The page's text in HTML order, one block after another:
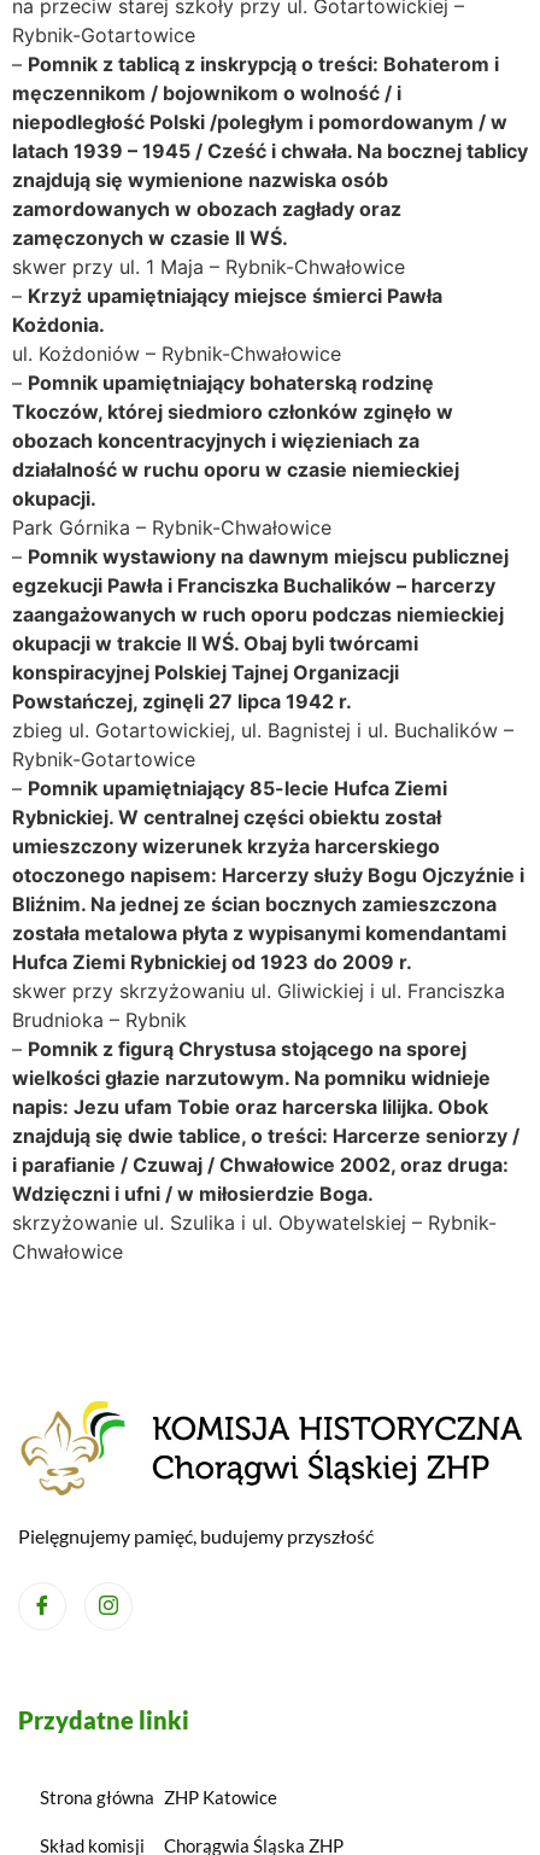
na przeciw starej szkoły przy ul. Gotartowickiej –
Rybnik-Gotartowice
– Pomnik z tablicą z inskrypcją o treści: Bohaterom i
męczennikom / bojownikom o wolność / i
niepodległość Polski /poległym i pomordowanym / w
latach 1939 – 1945 / Cześć i chwała. Na bocznej tablicy
znajdują się wymienione nazwiska osób
zamordowanych w obozach zagłady oraz
zamęczonych w czasie II WŚ.
skwer przy ul. 1 Maja – Rybnik-Chwałowice
– Krzyż upamiętniający miejsce śmierci Pawła
Kożdonia.
ul. Kożdoniów – Rybnik-Chwałowice
– Pomnik upamiętniający bohaterską rodzinę
Tkoczów, której siedmioro członków zginęło w
obozach koncentracyjnych i więzieniach za
działalność w ruchu oporu w czasie niemieckiej
okupacji.
Park Górnika – Rybnik-Chwałowice
– Pomnik wystawiony na dawnym miejscu publicznej
egzekucji Pawła i Franciszka Buchalików – harcerzy
zaangażowanych w ruch oporu podczas niemieckiej
okupacji w trakcie II WŚ. Obaj byli twórcami
konspiracyjnej Polskiej Tajnej Organizacji
Powstańczej, zginęli 27 lipca 1942 r.
zbieg ul. Gotartowickiej, ul. Bagnistej i ul. Buchalików –
Rybnik-Gotartowice
– Pomnik upamiętniający 85-lecie Hufca Ziemi
Rybnickiej. W centralnej części obiektu został
umieszczony wizerunek krzyża harcerskiego
otoczonego napisem: Harcerzy służy Bogu Ojczyźnie i
Bliźnim. Na jednej ze ścian bocznych zamieszczona
została metalowa płyta z wypisanymi komendantami
Hufca Ziemi Rybnickiej od 1923 do 2009 r.
skwer przy skrzyżowaniu ul. Gliwickiej i ul. Franciszka
Brudnioka – Rybnik
– Pomnik z figurą Chrystusa stojącego na sporej
wielkości głazie narzutowym. Na pomniku widnieje
napis: Jezu ufam Tobie oraz harcerska lilijka. Obok
znajdują się dwie tablice, o treści: Harcerze seniorzy /
i parafianie / Czuwaj / Chwałowice 2002, oraz druga:
Wdzięczni i ufni / w miłosierdzie Boga.
skrzyżowanie ul. Szulika i ul. Obywatelskiej – Rybnik-
Chwałowice
Pielęgnujemy pamięć, budujemy przyszłość
Przydatne linki
Strona główna
Skład komisji
ZHP Katowice
Chorągwia Śląska ZHP